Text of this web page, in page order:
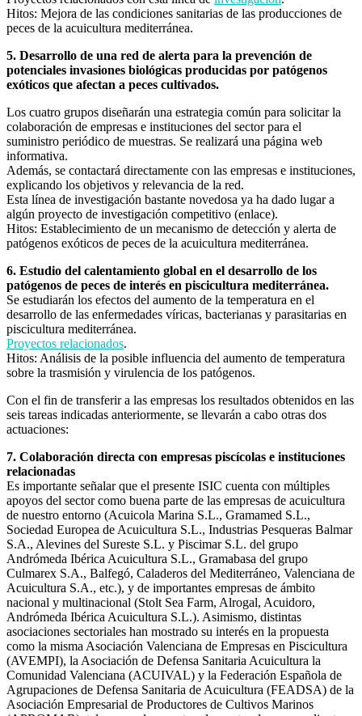
Hitos: Mejora de las condiciones sanitarias de las producciones de
peces de la acuicultura mediterránea.
5. Desarrollo de una red de alerta para la prevención de
potenciales invasiones biológicas producidas por patógenos
exóticos que afectan a peces cultivados.
Los cuatro grupos diseñarán una estrategia común para solicitar la
colaboración de empresas e instituciones del sector para el
suministro periódico de muestras. Se realizará una página web
informativa.
Además, se contactará directamente con las empresas e instituciones,
explicando los objetivos y relevancia de la red.
Esta línea de investigación bastante novedosa ya ha dado lugar a
algún proyecto de investigación competitivo (enlace).
Hitos: Establecimiento de un mecanismo de detección y alerta de
patógenos exóticos de peces de la acuicultura mediterránea.
6. Estudio del calentamiento global en el desarrollo de los
patógenos de peces de interés en piscicultura mediterránea.
Se estudiarán los efectos del aumento de la temperatura en el
desarrollo de las enfermedades víricas, bacterianas y parasitarias en
piscicultura mediterránea.
Proyectos relacionados.
Hitos: Análisis de la posible influencia del aumento de temperatura
sobre la trasmisión y virulencia de los patógenos.
Con el fin de transferir a las empresas los resultados obtenidos en las
seis tareas indicadas anteriormente, se llevarán a cabo otras dos
actuaciones:
7. Colaboración directa con empresas piscícolas e instituciones
relacionadas
Es importante señalar que el presente ISIC cuenta con múltiples
apoyos del sector como buena parte de las empresas de acuicultura
de nuestro entorno (Acuicola Marina S.L., Gramamed S.L.,
Sociedad Europea de Acuicultura S.L., Industrias Pesqueras Balmar
S.A., Alevines del Sureste S.L. y Piscimar S.L. del grupo
Andrómeda Ibérica Acuicultura S.L., Gramabasa del grupo
Culmarex S.A., Balfegó, Caladeros del Mediterráneo, Valenciana de
Acuicultura S.A., etc.), y de importantes empresas de ámbito
nacional y multinacional (Stolt Sea Farm, Alrogal, Acuidoro,
Andrómeda Ibérica Acuicultura S.L.). Asimismo, distintas
asociaciones sectoriales han mostrado su interés en la propuesta
como la misma Asociación Valenciana de Empresas en Piscicultura
(AVEMPI), la Asociación de Defensa Sanitaria Acuicultura la
Comunidad Valenciana (ACUIVAL) y la Federación Española de
Agrupaciones de Defensa Sanitaria de Acuicultura (FEADSA) de la
Asociación Empresarial de Productores de Cultivos Marinos